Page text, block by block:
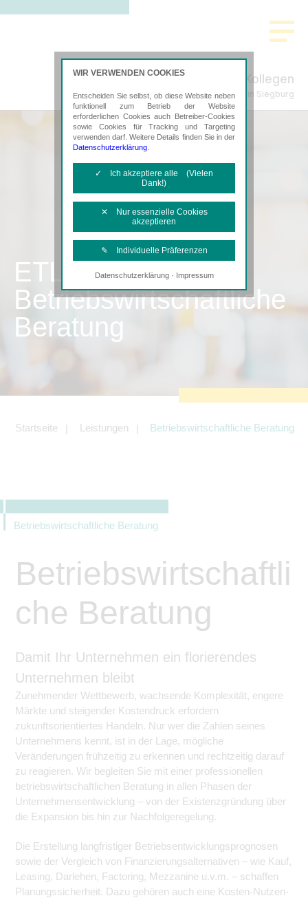
Rott & Kollegen
Steuerberatung in Siegburg
ETL
Betriebswirtschaftliche
Beratung
Startseite Leistungen Betriebswirtschaftliche Beratung
Betriebswirtschaftliche Beratung
Betriebswirtschaftli
che Beratung
Damit Ihr Unternehmen ein florierendes
Unternehmen bleibt
Zunehmender Wettbewerb, wachsende Komplexität, engere
Märkte und steigender Kostendruck erfordern
zukunftsorientiertes Handeln. Nur wer die Zahlen seines
Unternehmens kennt, ist in der Lage, mögliche
Veränderungen frühzeitig zu erkennen und rechtzeitig darauf
zu reagieren. Wir begleiten Sie mit einer professionellen
betriebswirtschaftlichen Beratung in allen Phasen der
Unternehmensentwicklung – von der Existenzgründung über
die Expansion bis hin zur Nachfolgeregelung.
Die Erstellung langfristiger Betriebsentwicklungsprognosen
sowie der Vergleich von Finanzierungsalternativen – wie Kauf,
Leasing, Darlehen, Factoring, Mezzanine u.v.m. – schaffen
Planungssicherheit. Dazu gehören auch eine Kosten-Nutzen-
WIR VERWENDEN COOKIES
Entscheiden Sie selbst, ob diese Website neben
funktionell zum Betrieb der Website
erforderlichen Cookies auch Betreiber-Cookies
sowie Cookies für Tracking und Targeting
verwenden darf. Weitere Details finden Sie in der
Datenschutzerklärung
✓ Ich akzeptiere alle (Vielen
Dank!)
✕ Nur essenzielle Cookies
akzeptieren
✎ Individuelle Präferenzen
Notwendige Cookies
Diese Cookies sind erforderlich, um die
grundlegende Funktionalität der Website
Tracking- und Targeting-Cookies
Angebotes einschließlich der
Angeboten von z.B. Facebook und
LinkedIn.
können.
Datenschutzerklärung· Impressum